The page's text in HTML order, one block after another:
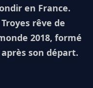
en France.
rêve de
2018, formé
son départ.